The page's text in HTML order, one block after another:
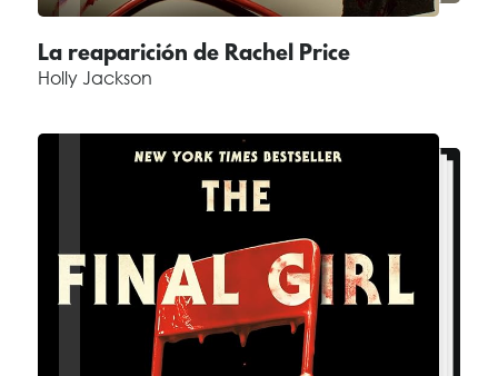
La reaparición de Rachel Price
Holly Jackson